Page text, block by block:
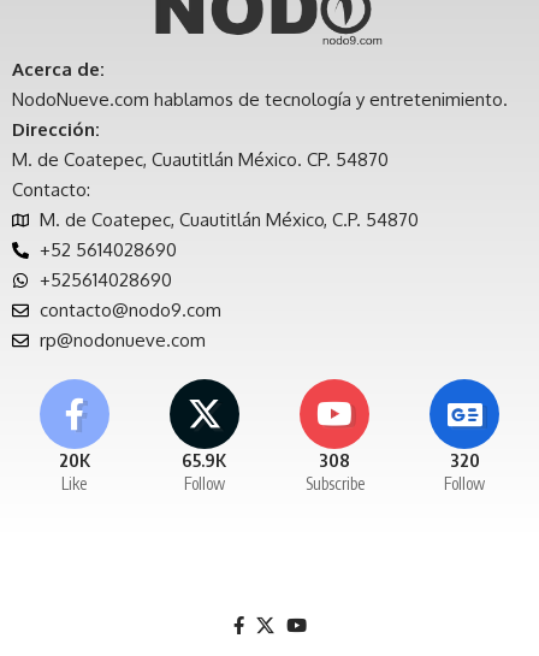
Acerca de:
NodoNueve.com hablamos de tecnología y entretenimiento.
Dirección:
M. de Coatepec, Cuautitlán México. CP. 54870
Contacto:
M. de Coatepec, Cuautitlán México, C.P. 54870
+52 5614028690
+525614028690
contacto@nodo9.com
rp@nodonueve.com
20K
Like
65.9K
Follow
308
Subscribe
320
Follow